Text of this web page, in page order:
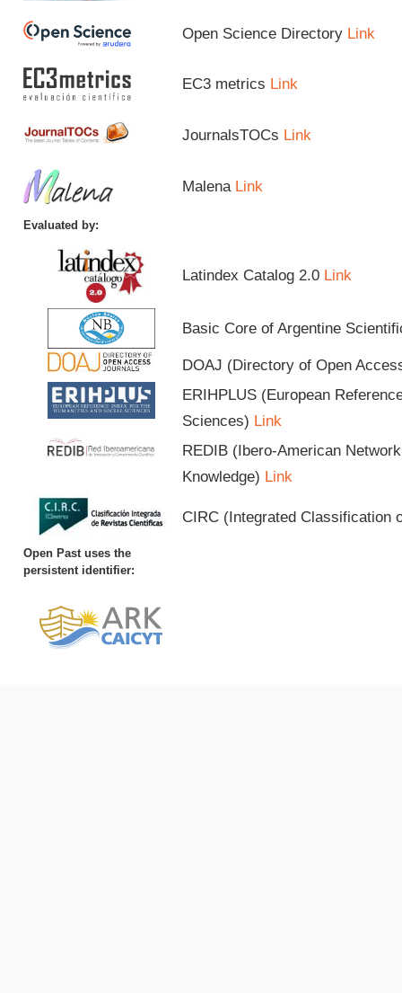
Open Science Directory Link
EC3 metrics Link
JournalsTOCs Link
Malena Link
Evaluated by:
Latindex Catalog 2.0 Link
Basic Core of Argentine
DOAJ (Directory of Open
ERIHPLUS (European
Sciences) Link
REDIB (Ibero-American
Knowledge) Link
CIRC (Integrated Classification
Open Past uses the
persistent identifier: